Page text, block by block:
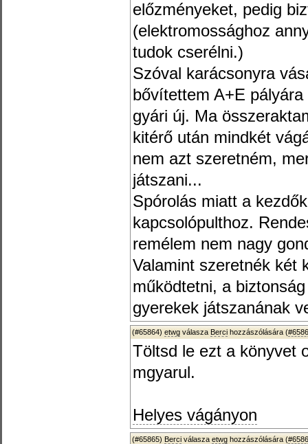
előzményeket, pedig
(elektromossághoz
tudok cserélni.)
Szóval karácsonyra
bővítettem A+E
gyári új. Ma
kitérő után mindkét
nem azt szeretném,
játszani...
Spórolás miatt a
kapcsolópulthoz.
remélem nem nagy
Valamint szeretnék két
működtetni, a
gyerekek játszanának
(#65864) etwg válasza Berci hozzászólására (
Töltsd le ezt a könyvet
mgyarul.
Helyes vágányon
(#65865) Berci válasza etwg hozzászólására (